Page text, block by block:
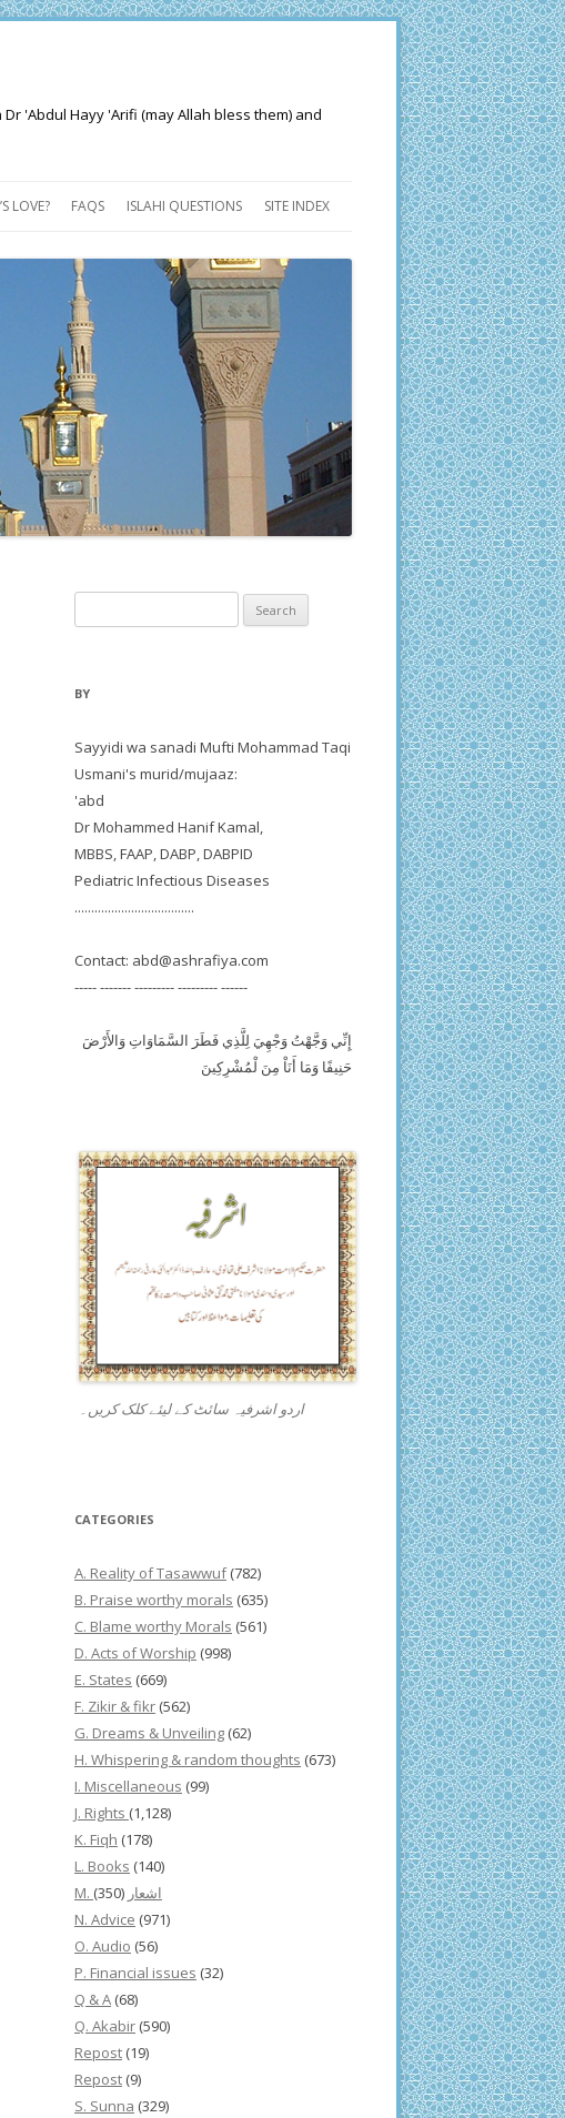
'Abdul Hayy 'Arifi (may Allah bless them) and
LOVE? FAQS ISLAHI QUESTIONS SITE INDEX
for:
BY
Sayyidi wa sanadi Mufti Mohammad Taqi
Usmani's murid/mujaaz:
'abd
Dr Mohammed Hanif Kamal,
MBBS, FAAP, DABP, DABPID
Pediatric Infectious Diseases
....................................
Contact: abd@ashrafiya.com
----- ------- --------- --------- ------
إِنِّي وَجَّهْتُ وَجْهِيَ لِلَّذِي فَطَرَ السَّمَاوَاتِ وَالأَرْضَ
حَنِيفًا وَمَا أَنَاْ مِنَ لْمُشْرِكِينَ
اردو اشرفیہ سائٹ کے لیئے کلک کریں۔
CATEGORIES
A. Reality of Tasawwuf(782)
B. Praise worthy morals (635)
C. Blame worthy Morals (561)
D. Acts of Worship (998)
E. States (669)
F. Zikir & fikr (562)
G. Dreams & Unveiling (62)
H. Whispering & random thoughts (673)
I. Miscellaneous (99)
J. Rights (1,128)
K. Fiqh (178)
L. Books (140)
M. اشعار (350)
N. Advice (971)
O. Audio (56)
P. Financial issues (32)
Q & A (68)
Q. Akabir (590)
Repost (19)
Repost (9)
S. Sunna (329)